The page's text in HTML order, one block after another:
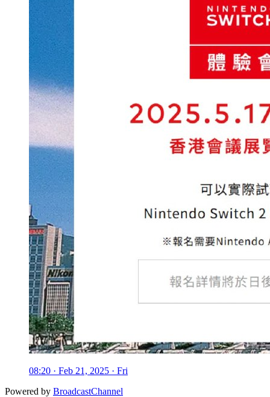
08:20 · Feb 21, 2025 · Fri
Powered by BroadcastChannel